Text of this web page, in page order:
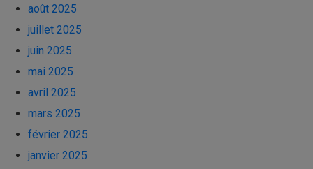
août 2025
juillet 2025
juin 2025
mai 2025
avril 2025
mars 2025
février 2025
janvier 2025